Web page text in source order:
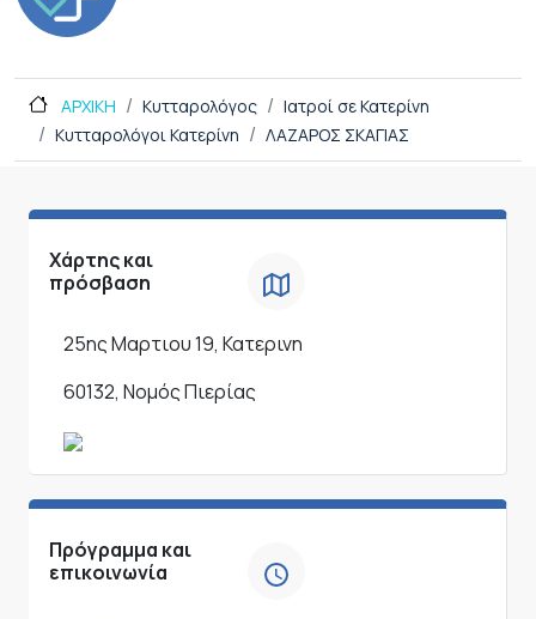
ΑΡΧΙΚΗ Κυτταρολόγος
Ιατροί σε Κατερίνη
Κυτταρολόγοι Κατερίνη
ΛΑΖΑΡΟΣ ΣΚΑΓΙΑΣ
Χάρτης και
πρόσβαση
25ης Μαρτιου 19, Κατερινη
60132, Νομός Πιερίας
Πρόγραμμα και
επικοινωνία